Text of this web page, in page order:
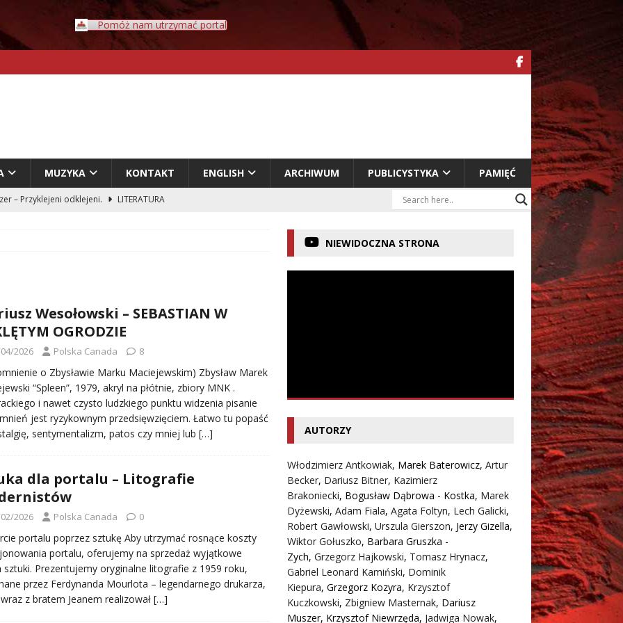
Pomóż nam utrzymać portal
MUZYKA KONTAKT ENGLISH ARCHIWUM PUBLICYSTYKA PAMIĘĆ
– Przyklejeni odklejeni.
LITERATURA
– Inwazja LITERATURA
Wesołowski – SEBASTIAN W
OGRODZIE
2026 Polska Canada 8
o Zbysławie Marku Maciejewskim) Zbysław Marek
“Spleen”, 1979, akryl na płótnie, zbiory MNK .
i nawet czysto ludzkiego punktu widzenia pisanie
jest ryzykownym przedsięwzięciem. Łatwo tu popaść
sentymentalizm, patos czy mniej lub […]
dla portalu – Litografie
2026 Polska Canada 0
portalu poprzez sztukę Aby utrzymać rosnące koszty
portalu, oferujemy na sprzedaż wyjątkowe
sztuki. Prezentujemy oryginalne litografie z 1959 roku,
przez Ferdynanda Mourlota – legendarnego drukarza,
z bratem Jeanem realizował […]
NIEWIDOCZNA STRONA
AUTORZY
Włodzimierz Antkowiak, Marek Baterowicz, Artur
Becker, Dariusz Bitner, Kazimierz
Brakoniecki, Bogusław Dąbrowa - Kostka, Marek
Dyżewski, Adam Fiala, Agata Foltyn, Lech Galicki,
Robert Gawłowski, Urszula Gierszon, Jerzy Gizella,
Wiktor Gołuszko, Barbara Gruszka -
Zych, Grzegorz Hajkowski, Tomasz Hrynacz,
Gabriel Leonard Kamiński, Dominik
Kiepura, Grzegorz Kozyra, Krzysztof
Kuczkowski, Zbigniew Masternak, Dariusz
Muszer, Krzysztof Niewrzęda, Jadwiga Nowak,